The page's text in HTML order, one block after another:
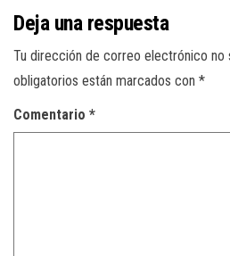
Deja una respuesta
Tu dirección de correo electrónico no
obligatorios están marcados con *
Comentario *